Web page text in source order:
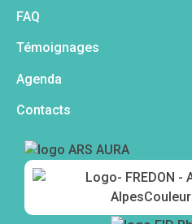
FAQ
Témoignages
Agenda
Contacts